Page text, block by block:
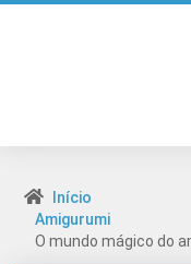
Início
Amigurumi
O mundo mágico do